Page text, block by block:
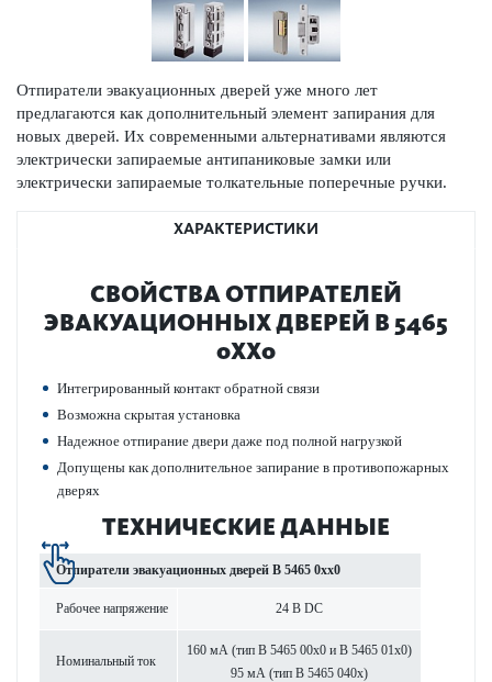
Отпиратели эвакуацио­нных дверей уже много лет
предлагаются как дополнительный элемент запирания для
новых дверей. Их современными альтернат­ивами являются
электрически запираемые антипани­к­овые замки или
электрически запираемые тол­кательные попе­р­ечные ручки.
ХАРАКТЕРИСТИКИ
СВОЙСТВА ОТПИРАТЕЛЕЙ
ЭВАКУАЦИО­ННЫХ ДВЕРЕЙ B 5465
0XX0
Интегриро­ванный контакт обратной связи
Возможна скрытая установка
Надежное отпирание двери даже под полной нагрузкой
Допущены как дополнительное запирание в против­опожарных
дверях
ТЕХНИЧЕСКИЕ ДАННЫЕ
Отпиратели эвакуацио­нных дверей B 5465 0xx0
Рабочее напряжение 24 В DC
Номинальный ток
160 мА (тип B 5465 00x0 и B 5465 01x0)
95 мА (тип B 5465 040x)